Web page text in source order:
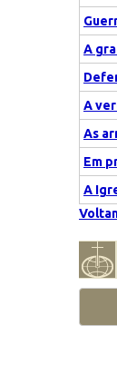
A
A
As
Em
A